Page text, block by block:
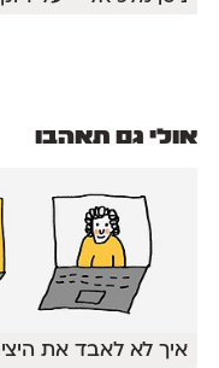
אולי גם תאהבו
איך לא לאבד את